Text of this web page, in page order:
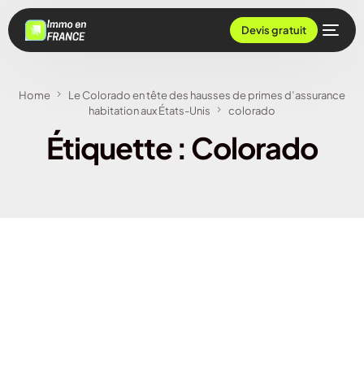
Devis gratuit
Home
Le Colorado en tête des hausses de primes d’assurance
habitation aux États-Unis
colorado
Étiquette : Colorado